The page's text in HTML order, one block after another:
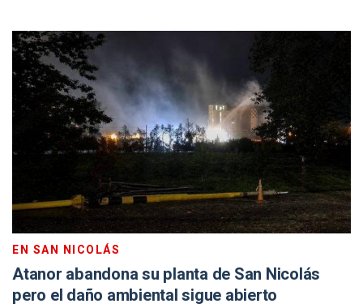
EN SAN NICOLÁS
Atanor abandona su planta de San Nicolás
pero el daño ambiental sigue abierto